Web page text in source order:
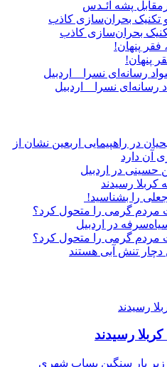
پشه آئـدس
بحران‌سازی کاذب
پنهان!
نسرا _ اردبیل
در راهپیمایی اربعین نشان از
آن دارد
حسینی در اردبیل
کربلا رسیدند
را بشناسید!
مردم گرمی را متحول کرد؟
مردم گرمی را متحول کرد؟
کربلا رسیدند